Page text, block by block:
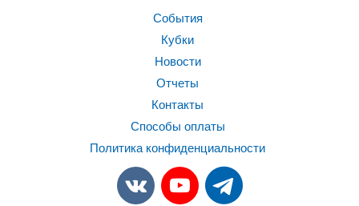
События
Кубки
Новости
Отчеты
Контакты
Способы оплаты
Политика конфиденциальности